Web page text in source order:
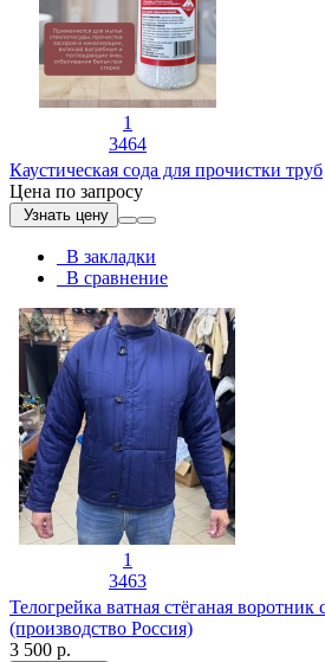
1
3464
Каустическая сода для прочистки труб
Цена по запросу
Узнать цену
В закладки
В сравнение
1
3463
Телогрейка ватная стёганая воротник
(производство Россия)
3 500 р.